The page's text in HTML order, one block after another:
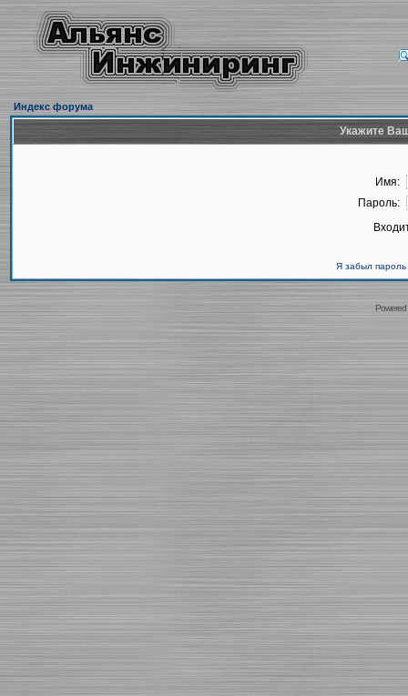
Индекс форума
Укажите
Имя:
Пароль:
Я забыл пароль